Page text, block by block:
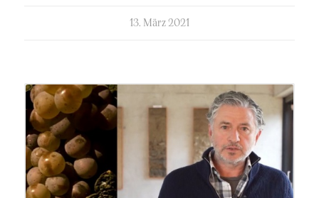
kommentierte
13. März 2021